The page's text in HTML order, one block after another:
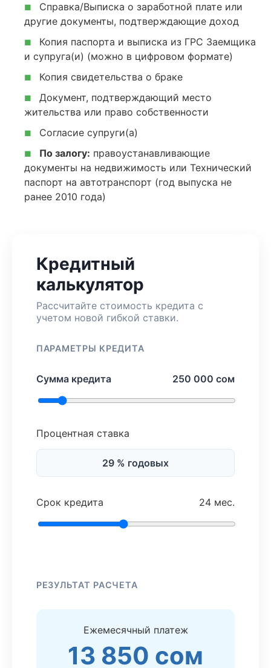
■
Справка/Выписка о заработной плате или
другие документы, подтверждающие доход
■
Копия паспорта и выписка из ГРС Заемщика
и супруга(и) (можно в цифровом формате)
■ Копия свидетельства о браке
■
Документ, подтверждающий место
жительства или право собственности
■ Согласие супруги(а)
■ По залогу: правоустанавливающие
документы на недвижимость или Технический
паспорт на автотранспорт (год выпуска не
ранее 2010 года)
Кредитный
калькулятор
Рассчитайте стоимость кредита с
учетом новой гибкой ставки.
ПАРАМЕТРЫ КРЕДИТА
Сумма кредита 250 000 сом
Процентная ставка
29 % годовых
Срок кредита 24 мес.
РЕЗУЛЬТАТ РАСЧЕТА
Ежемесячный платеж
13 850 сом